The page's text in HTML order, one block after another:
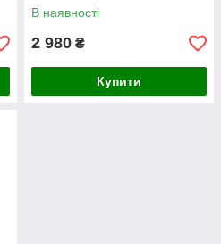
В наявності
2 980 ₴
Купити